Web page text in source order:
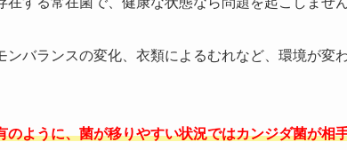
ンバランスの変化、衣類によるむれなど、環境が変
ように、菌が移りやすい状況ではカンジダ菌が相